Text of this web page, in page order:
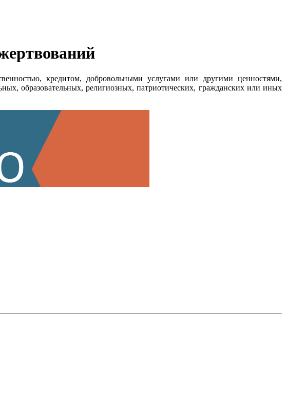
кредитом, добровольными услугами или другими ценностями,
образовательных, религиозных, патриотических, гражданских или иных